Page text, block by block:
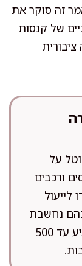
זה סוקר את
של קנסות
על
ורכבים
לייעול
נחשבת
לעבירה מנהלית. גובה הקנס יכול להגיע עד 500